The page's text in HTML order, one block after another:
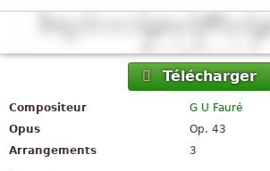
Télécharger
Compositeur
G U Fauré
Opus
Op. 43
Arrangements
3